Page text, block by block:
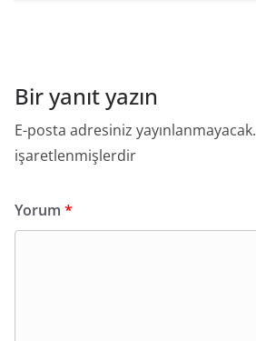
Bir yanıt yazın
E-posta adresiniz yayınlanmayacak.
işaretlenmişlerdir
Yorum *